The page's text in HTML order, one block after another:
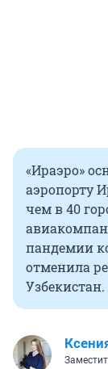
«Ираэро»
аэропорту
чем в 40
пандемии
отменила
Узбекистан.